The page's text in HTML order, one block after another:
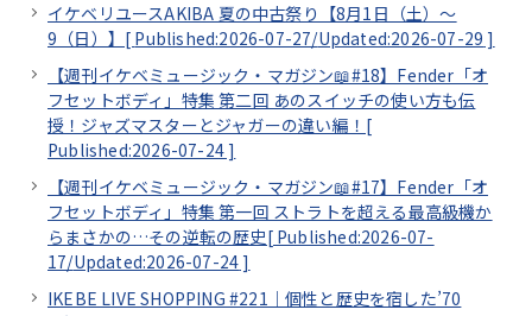
イケベリユースAKIBA 夏の中古祭り【8月1日（土）～
9（日）】[ Published:2026-07-27/Updated:2026-07-29 ]
【週刊イケベミュージック・マガジン📖#18】Fender「オ
フセットボディ」特集 第二回 あのスイッチの使い方も伝
授！ジャズマスターとジャガーの違い編！[
Published:2026-07-24 ]
【週刊イケベミュージック・マガジン📖#17】Fender「オ
フセットボディ」特集 第一回 ストラトを超える最高級機か
らまさかの…その逆転の歴史[ Published:2026-07-
17/Updated:2026-07-24 ]
IKEBE LIVE SHOPPING #221｜個性と歴史を宿した’70